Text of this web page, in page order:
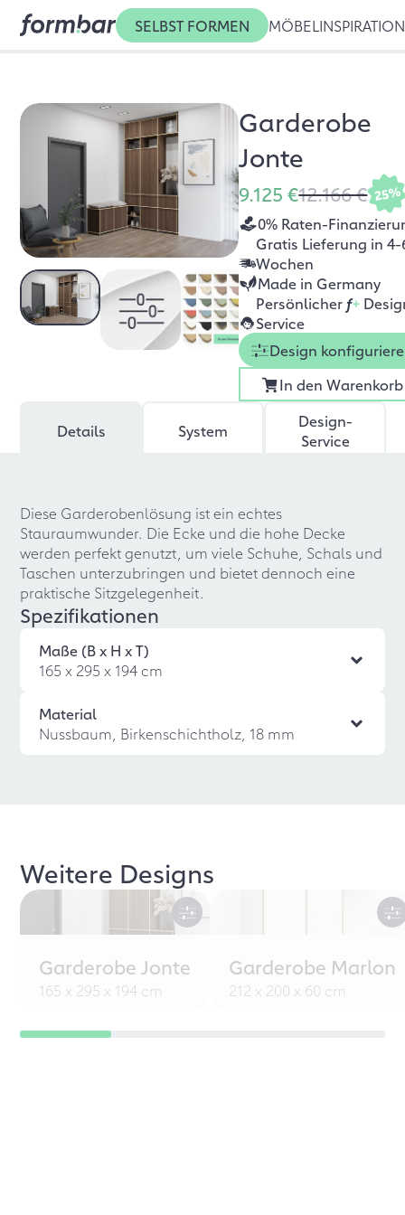
SELBST FORMEN MÖBEL INSPIRATION
Garderobe
Jonte
9.125 €12.166 € 25%
0% Raten-
Gratis Lieferung in 4-
Wochen
Made in Germany
Persönlicher f+
Service
Design
In den Warenkorb
Details System
Design-
Service
Diese Garderobenlösung ist ein echtes
Stauraumwunder. Die Ecke und die hohe Decke
werden perfekt genutzt, um viele Schuhe, Schals und
Taschen unterzubringen und bietet dennoch eine
praktische Sitzgelegenheit.
Spezifikationen
Maße (B x H x T)
165 x 295 x 194 cm
Material
Nussbaum, Birkenschichtholz, 18 mm
Weitere Designs
Garderobe Jonte
165 x 295 x 194 cm
Garderobe Marlon
212 x 200 x 60 cm